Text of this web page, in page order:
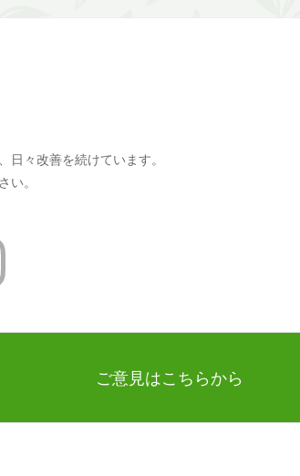
々改善を続けています。
い。
ご意見はこちらから